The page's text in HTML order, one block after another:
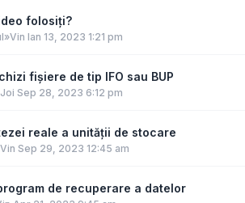
folosiți?
»Vin Ian 13, 2023 1:21 pm
fișiere de tip IFO sau BUP
Joi Sep 28, 2023 6:12 pm
reale a unității de stocare
Vin Sep 29, 2023 12:45 am
de recuperare a datelor